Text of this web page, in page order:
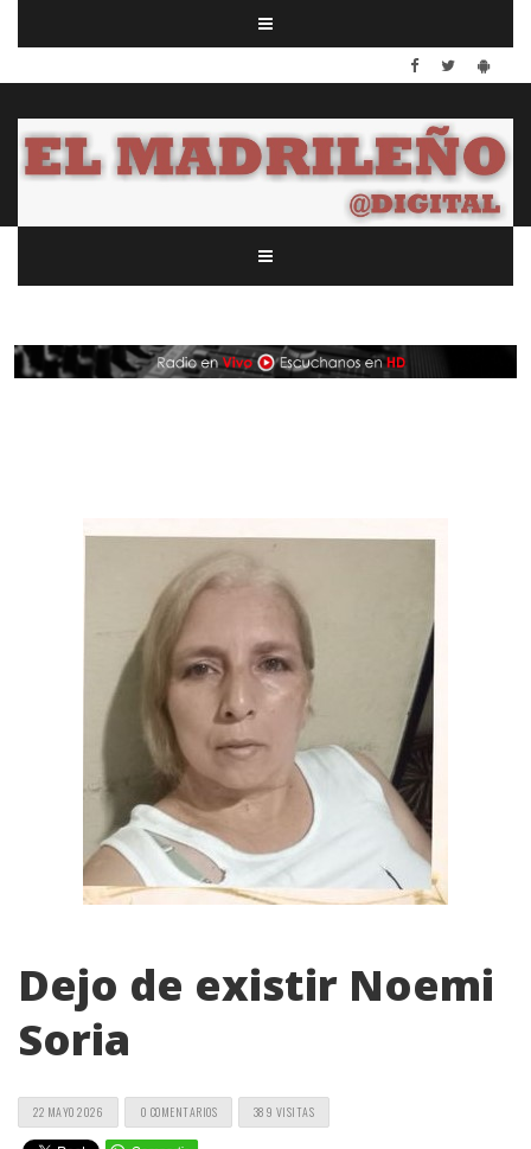
Dejo de existir Noemi
Soria
22 MAYO 2026 0 COMENTARIOS 389 VISITAS